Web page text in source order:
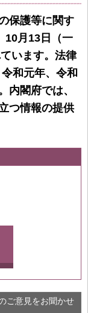
保護等に関す
10月13日（一
います。法律
和元年、令和
内閣府では、
つ情報の提供
ご意見をお聞かせ